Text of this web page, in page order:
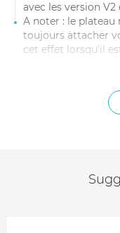
avec les version
A noter : le plateau
toujours attacher
cet effet lorsqu'il